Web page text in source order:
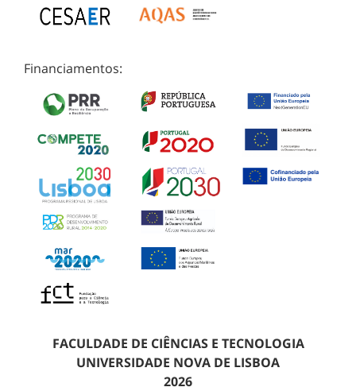
Financiamentos:
FACULDADE DE CIÊNCIAS E TECNOLOGIA
UNIVERSIDADE NOVA DE LISBOA
2026